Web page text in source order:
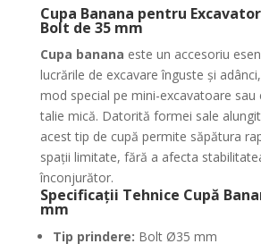
Cupa Banana pentru
Bolt de 35 mm
Cupa banana este un accesoriu
lucrările de excavare înguste și
mod special pe mini-excavatoare sau
talie mică. Datorită formei sale
acest tip de cupă permite săpătura
spații limitate, fără a afecta
înconjurător.
Specificații Tehnice Cupă
mm
Tip prindere: Bolt Ø35 mm